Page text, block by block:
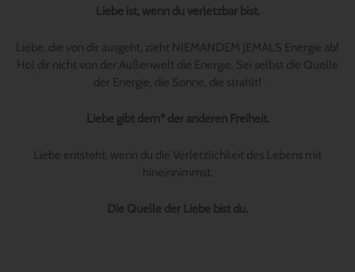
Liebe ist, wenn du verletzbar bist.
Liebe, die von dir ausgeht, zieht NIEMANDEM JEMALS Energie ab!
Hol dir nicht von der Außenwelt die Energie. Sei selbst die Quelle
der Energie, die Sonne, die strahlt!
Liebe gibt dem* der anderen Freiheit.
Liebe entsteht, wenn du die Verletzlichkeit des Lebens mit
hineinnimmst.
Die Quelle der Liebe bist du.